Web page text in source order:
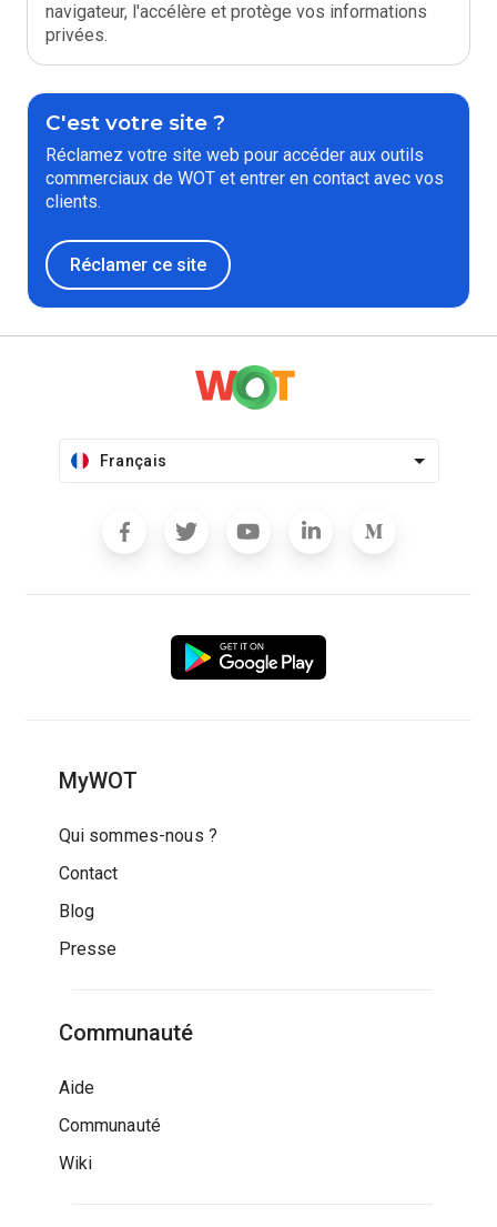
navigateur, l'accélère et protège vos informations
privées.
C'est votre site ?
Réclamez votre site web pour accéder aux outils
commerciaux de WOT et entrer en contact avec vos
clients.
Réclamer ce site
Français
MyWOT
Qui sommes-nous ?
Contact
Blog
Presse
Communauté
Aide
Communauté
Wiki